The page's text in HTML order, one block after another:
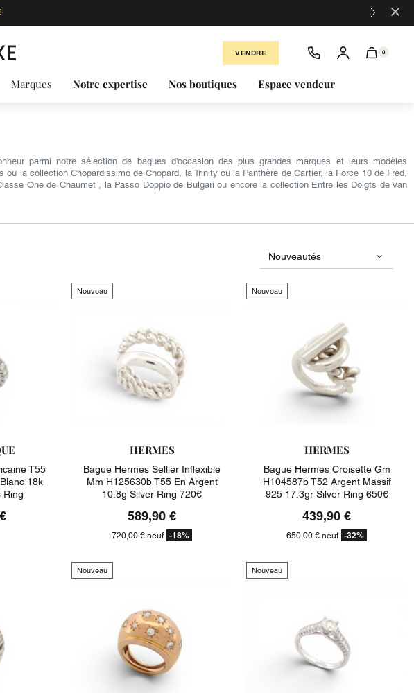
×
VENDRE 0
Marques Notre expertise Nos boutiques Espace vendeur
parmi notre sélection de bagues d'occasion des plus grandes marques et leurs modèles
la collection Chopardissimo de Chopard, la Trinity ou la Panthère de Cartier, la Force 10 de Fred,
One de Chaumet , la Passo Doppio de Bulgari ou encore la collection Entre les Doigts de Van
T55
18k
Ring
Nouveau
HERMES
Bague Hermes Sellier Inflexible
Mm H125630b T55 En Argent
10.8g Silver Ring 720€
589,90 €
720,00 € neuf -18%
Nouveau
HERMES
Bague Hermes Croisette Gm
H104587b T52 Argent Massif
925 17.3gr Silver Ring 650€
439,90 €
650,00 € neuf -32%
Nouveau Nouveau